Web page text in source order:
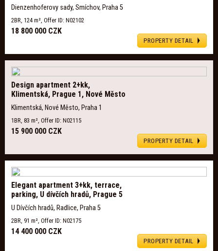
Dienzenhoferovy sady, Smíchov, Praha 5
2BR, 124 m², Offer ID: N02102
18 800 000 CZK
PROPERTY DETAIL
Design apartment 2+kk,
Klimentská, Prague 1, Nové Město
Klimentská, Nové Město, Praha 1
1BR, 83 m², Offer ID: N02115
15 900 000 CZK
PROPERTY DETAIL
Elegant apartment 3+kk, terrace,
parking, U dívčích hradů, Prague 5
U Dívčích hradů, Radlice, Praha 5
2BR, 91 m², Offer ID: N02175
14 400 000 CZK
PROPERTY DETAIL